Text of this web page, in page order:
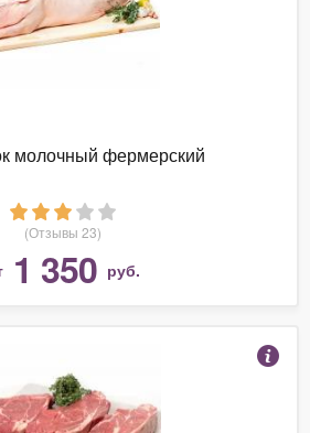
молочный фермерский
(Отзывы 23)
1 350 руб.